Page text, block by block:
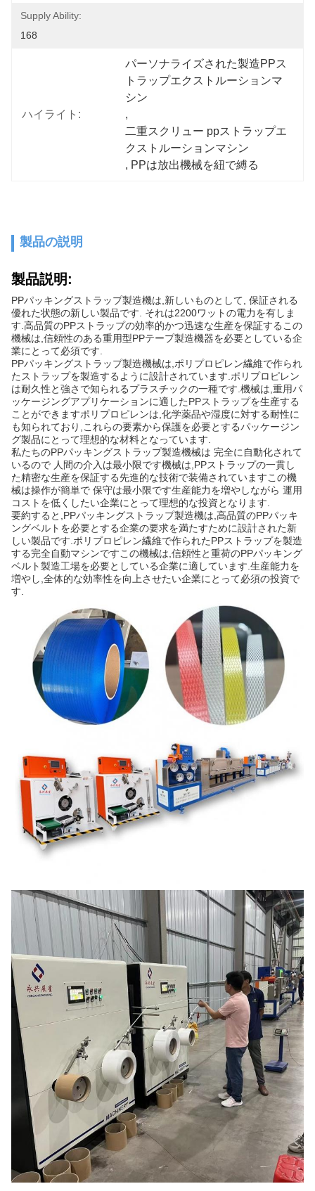
Supply Ability:
168
ハイライト:
パーソナライズされた製造PPス
トラップエクストルーションマ
シン
,
二重スクリュー ppストラップエ
クストルーションマシン
, PPは放出機械を紐で縛る
製品の説明
製品説明:
PPパッキングストラップ製造機は,新しいものとして, 保証される
優れた状態の新しい製品です. それは2200ワットの電力を有しま
す.高品質のPPストラップの効率的かつ迅速な生産を保証するこの
機械は,信頼性のある重用型PPテープ製造機器を必要としている企
業にとって必須です.
PPパッキングストラップ製造機械は,ポリプロピレン繊維で作られ
たストラップを製造するように設計されています.ポリプロピレン
は耐久性と強さで知られるプラスチックの一種です.機械は,重用パ
ッケージングアプリケーションに適したPPストラップを生産する
ことができますポリプロピレンは,化学薬品や湿度に対する耐性に
も知られており,これらの要素から保護を必要とするパッケージン
グ製品にとって理想的な材料となっています.
私たちのPPパッキングストラップ製造機械は 完全に自動化されて
いるので 人間の介入は最小限です機械は,PPストラップの一貫し
た精密な生産を保証する先進的な技術で装備されていますこの機
械は操作が簡単で 保守は最小限です生産能力を増やしながら 運用
コストを低くしたい企業にとって理想的な投資となります.
要約すると,PPパッキングストラップ製造機は,高品質のPPパッキ
ングベルトを必要とする企業の要求を満たすために設計された新
しい製品です.ポリプロピレン繊維で作られたPPストラップを製造
する完全自動マシンですこの機械は,信頼性と重荷のPPパッキング
ベルト製造工場を必要としている企業に適しています.生産能力を
増やし,全体的な効率性を向上させたい企業にとって必須の投資で
す.